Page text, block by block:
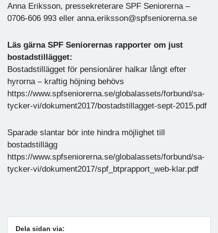
Anna Eriksson, pressekreterare SPF Seniorerna –
0706-606 993 eller anna.eriksson@spfseniorerna.se
Läs gärna SPF Seniorernas rapporter om just
bostadstillägget:
Bostadstillägget för pensionärer halkar långt efter
hyrorna – kraftig höjning behövs
https://www.spfseniorerna.se/globalassets/forbund/sa-
tycker-vi/dokument2017/bostadstillagget-sept-2015.pdf
Sparade slantar bör inte hindra möjlighet till
bostadstillägg
https://www.spfseniorerna.se/globalassets/forbund/sa-
tycker-vi/dokument2017/spf_btprapport_web-klar.pdf
Dela sidan via: